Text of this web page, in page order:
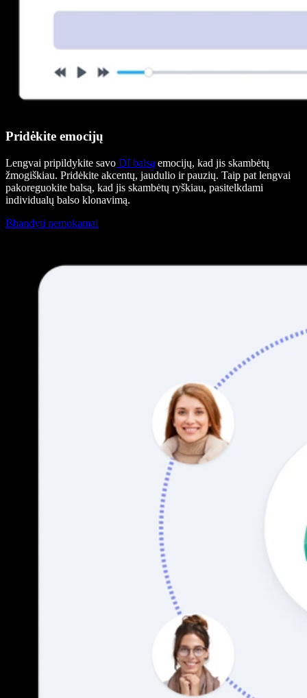
Pridėkite emocijų
Lengvai pripildykite savo DI balsą emocijų, kad jis skambėtų
žmogiškiau. Pridėkite akcentų, jaudulio ir pauzių. Taip pat lengvai
pakoreguokite balsą, kad jis skambėtų ryškiau, pasitelkdami
individualų balso klonavimą.
Išbandyti nemokamai